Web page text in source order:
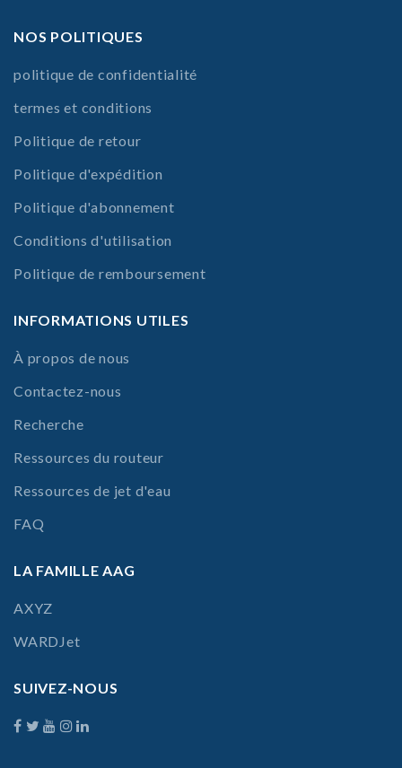
NOS POLITIQUES
politique de confidentialité
termes et conditions
Politique de retour
Politique d'expédition
Politique d'abonnement
Conditions d'utilisation
Politique de remboursement
INFORMATIONS UTILES
À propos de nous
Contactez-nous
Recherche
Ressources du routeur
Ressources de jet d'eau
FAQ
LA FAMILLE AAG
AXYZ
WARDJet
SUIVEZ-NOUS